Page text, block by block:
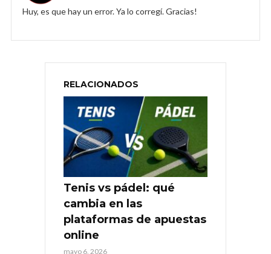
Huy, es que hay un error. Ya lo corregí. Gracias!
RELACIONADOS
Tenis vs pádel: qué
cambia en las
plataformas de apuestas
online
mayo 6, 2026